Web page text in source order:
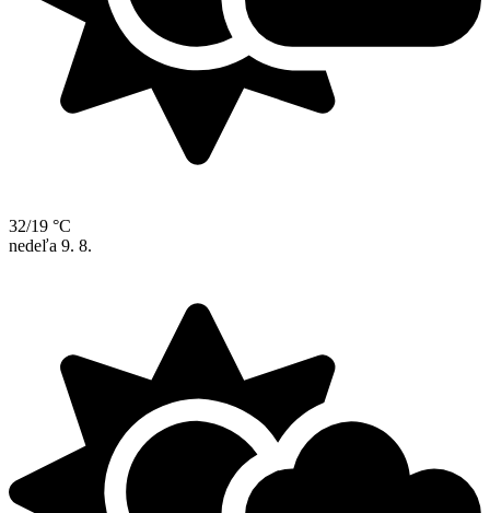
32/19 °C
nedeľa 9. 8.